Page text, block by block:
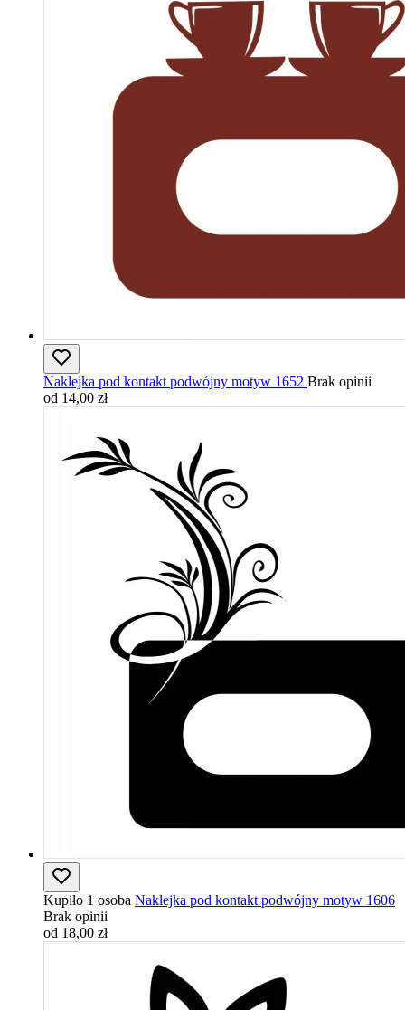
Naklejka pod kontakt podwójny motyw 1652 Brak opinii
od 14,00 zł
Kupiło 1 osoba Naklejka pod kontakt podwójny motyw 1606
Brak opinii
od 18,00 zł